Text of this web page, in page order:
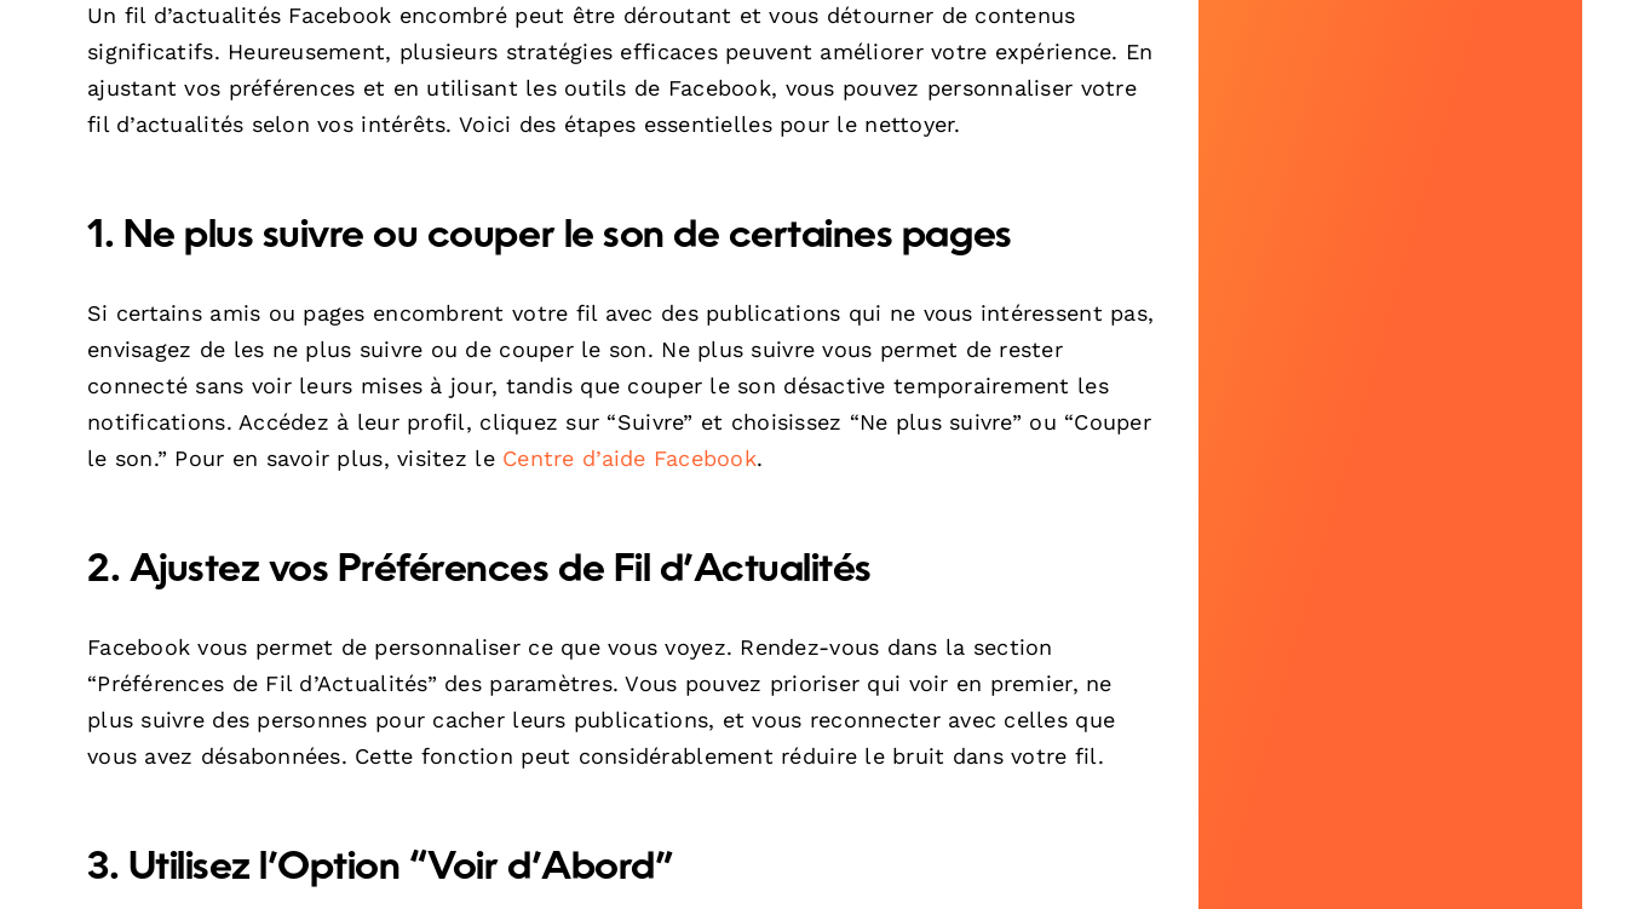
Un fil d’actualités Facebook encombré peut être déroutant et vous détourner de contenus
significatifs. Heureusement, plusieurs stratégies efficaces peuvent améliorer votre expérience. En
ajustant vos préférences et en utilisant les outils de Facebook, vous pouvez personnaliser votre
fil d’actualités selon vos intérêts. Voici des étapes essentielles pour le nettoyer.
1. Ne plus suivre ou couper le son de certaines pages
Si certains amis ou pages encombrent votre fil avec des publications qui ne vous intéressent pas,
envisagez de les ne plus suivre ou de couper le son. Ne plus suivre vous permet de rester
connecté sans voir leurs mises à jour, tandis que couper le son désactive temporairement les
notifications. Accédez à leur profil, cliquez sur “Suivre” et choisissez “Ne plus suivre” ou “Couper
le son.” Pour en savoir plus, visitez le Centre d’aide Facebook.
2. Ajustez vos Préférences de Fil d’Actualités
Facebook vous permet de personnaliser ce que vous voyez. Rendez-vous dans la section
“Préférences de Fil d’Actualités” des paramètres. Vous pouvez prioriser qui voir en premier, ne
plus suivre des personnes pour cacher leurs publications, et vous reconnecter avec celles que
vous avez désabonnées. Cette fonction peut considérablement réduire le bruit dans votre fil.
3. Utilisez l’Option “Voir d’Abord”